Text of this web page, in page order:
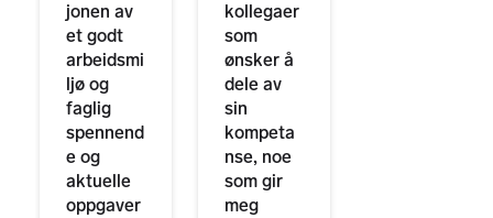
jonen av
et godt
arbeidsmi
ljø og
faglig
spennend
e og
aktuelle
oppgaver
kollegaer
som
ønsker å
dele av
sin
kompeta
nse, noe
som gir
meg